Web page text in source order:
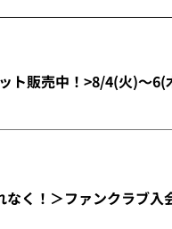
ト販売中！>8/4(火)～
く！＞ファンクラブ